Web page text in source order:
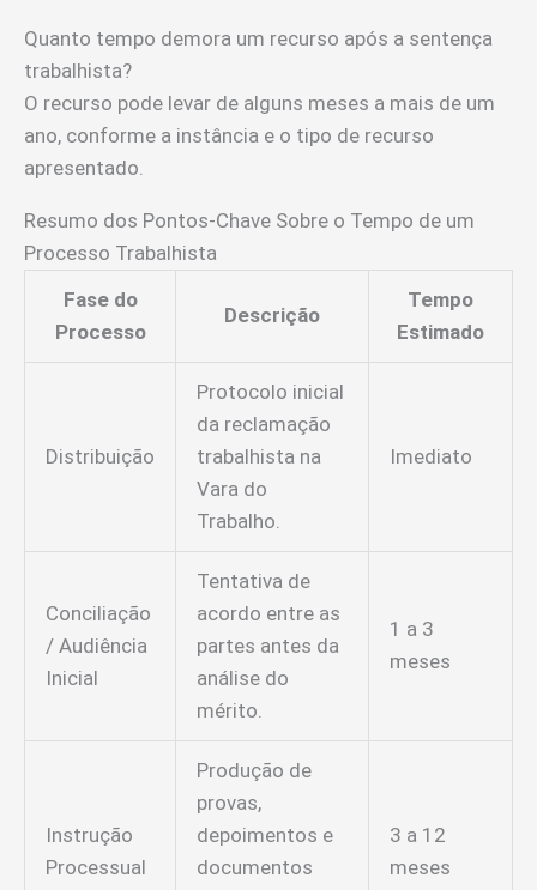
Quanto tempo demora um recurso após a sentença
trabalhista?
O recurso pode levar de alguns meses a mais de um
ano, conforme a instância e o tipo de recurso
apresentado.
Resumo dos Pontos-Chave Sobre o Tempo de um
Processo Trabalhista
Fase do
Processo
Descrição
Tempo
Estimado
Distribuição
Protocolo inicial
da reclamação
trabalhista na
Vara do
Trabalho.
Imediato
Conciliação
/ Audiência
Inicial
Tentativa de
acordo entre as
partes antes da
análise do
mérito.
1 a 3
meses
Instrução
Processual
Produção de
provas,
depoimentos e
documentos
3 a 12
meses